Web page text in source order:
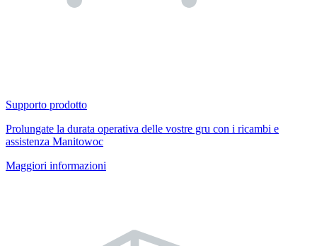
Supporto prodotto
Prolungate la durata operativa delle vostre gru con i ricambi e
assistenza Manitowoc
Maggiori informazioni